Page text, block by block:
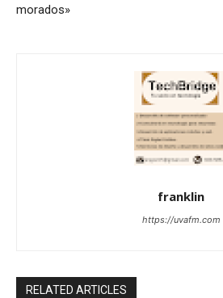
morados»
franklin
https://uvafm.com
RELATED ARTICLES